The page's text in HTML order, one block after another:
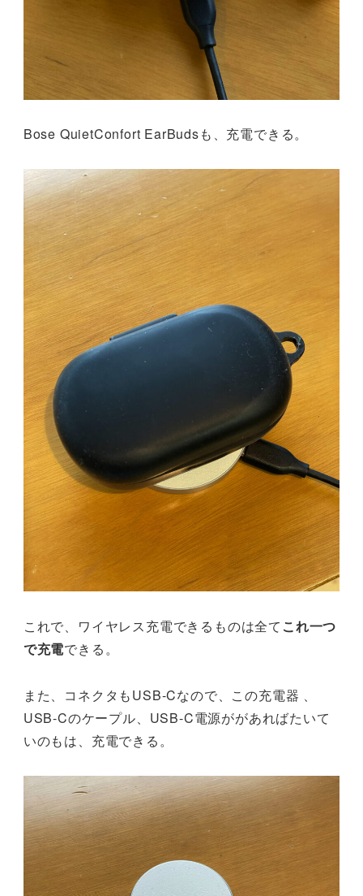
Bose QuietConfort EarBudsも、充電できる。
これで、ワイヤレス充電できるものは全て これ一つ
で充電できる。
また、コネクタもUSB-Cなので、この充電器 、
USB-Cのケープル、USB-C電源ががあればたいて
いのもは、充電できる。